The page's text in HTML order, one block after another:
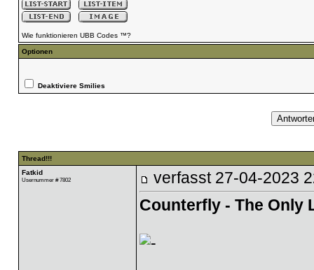
Wie funktionieren UBB Codes ™?
Optionen
Deaktiviere Smilies
Thread!!!
Fatkid
Usernummer # 7802 verfasst 27-04-2023
Counterfly - The Only